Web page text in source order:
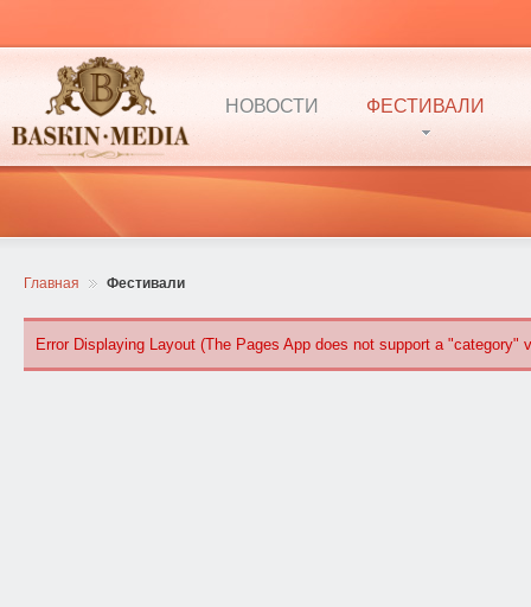
НОВОСТИ ФЕСТИВАЛИ
Главная Фестивали
Error Displaying Layout (The Pages App does not support a